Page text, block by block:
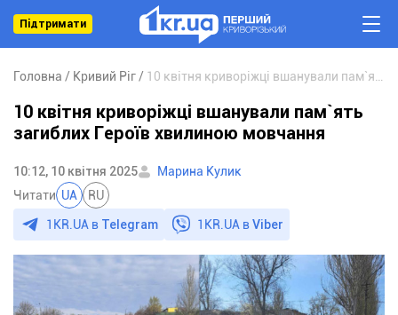
Підтримати
Головна Кривий Ріг
10 квітня криворіжці вшанували пам`ять
загиблих Героїв хвилиною мовчання
10:12, 10 квітня 2025
Марина Кулик
Читати UA RU
1KR.UA в Telegram 1KR.UA вViber